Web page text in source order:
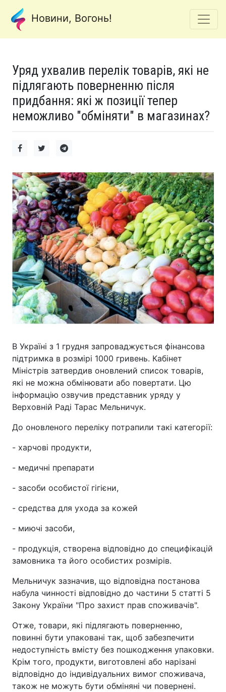
Новини, Вогонь!
Уряд ухвалив перелік товарів, які не
підлягають поверненню після
придбання: які ж позиції тепер
неможливо "обміняти" в магазинах?
В Україні з 1 грудня запроваджується фінансова
підтримка в розмірі 1000 гривень. Кабінет
Міністрів затвердив оновлений список товарів,
які не можна обмінювати або повертати. Цю
інформацію озвучив представник уряду у
Верховній Раді Тарас Мельничук.
До оновленого переліку потрапили такі категорії:
- харчові продукти,
- медичні препарати
- засоби особистої гігієни,
- средства для ухода за кожей
- миючі засоби,
- продукція, створена відповідно до специфікацій
замовника та його особистих розмірів.
Мельничук зазначив, що відповідна постанова
набула чинності відповідно до частини 5 статті 5
Закону України "Про захист прав споживачів".
Отже, товари, які підлягають поверненню,
повинні бути упаковані так, щоб забезпечити
недоступність вмісту без пошкодження упаковки.
Крім того, продукти, виготовлені або нарізані
відповідно до індивідуальних вимог споживача,
також не можуть бути обміняні чи повернені.